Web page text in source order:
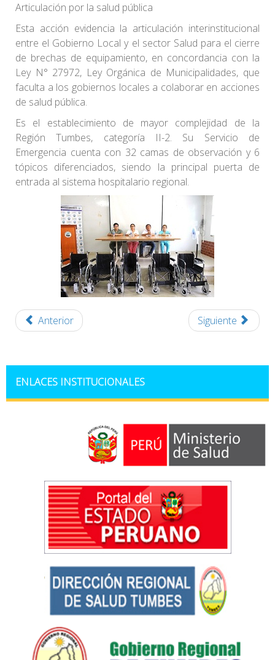
Articulación por la salud pública
Esta acción evidencia la articulación interinstitucional
entre el Gobierno Local y el sector Salud para el cierre
de brechas de equipamiento, en concordancia con la
Ley N° 27972, Ley Orgánica de Municipalidades, que
faculta a los gobiernos locales a colaborar en acciones
de salud pública.
Es el establecimiento de mayor complejidad de la
Región Tumbes, categoría II-2. Su Servicio de
Emergencia cuenta con 32 camas de observación y 6
tópicos diferenciados, siendo la principal puerta de
entrada al sistema hospitalario regional.
Anterior Siguiente
ENLACES INSTITUCIONALES